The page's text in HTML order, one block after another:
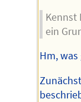
Kennst
ein
Hm,